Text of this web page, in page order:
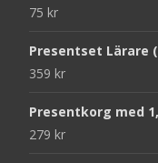
75 kr
Presentset Lärare
359 kr
Presentkorg med
279 kr